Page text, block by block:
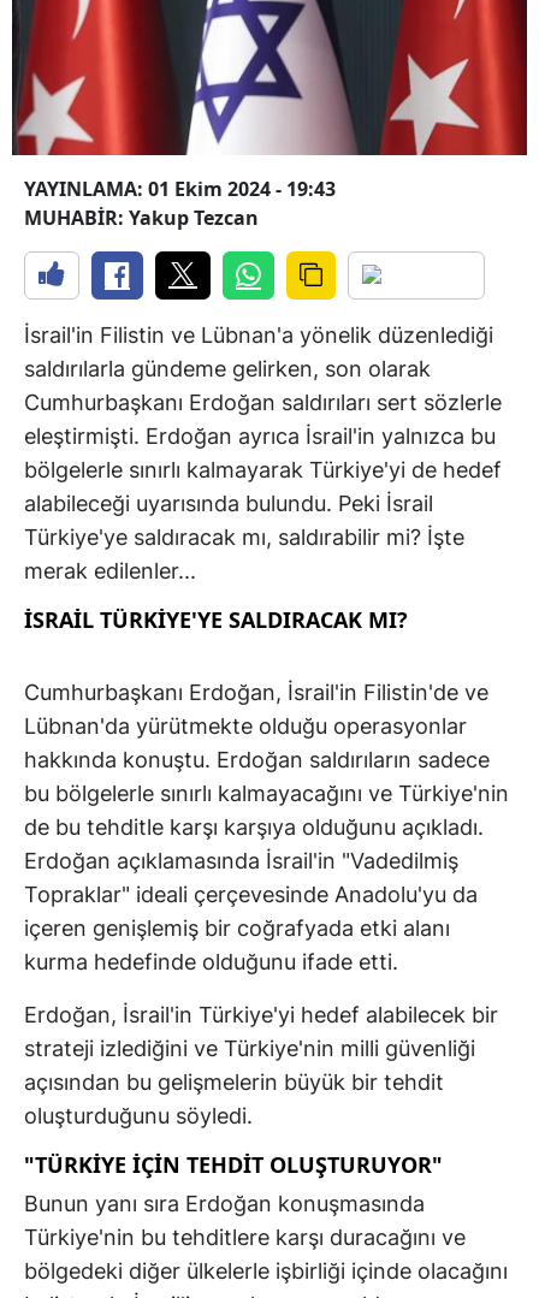
YAYINLAMA: 01 Ekim 2024 - 19:43
MUHABİR: Yakup Tezcan
İsrail'in Filistin ve Lübnan'a yönelik düzenlediği
saldırılarla gündeme gelirken, son olarak
Cumhurbaşkanı Erdoğan saldırıları sert sözlerle
eleştirmişti. Erdoğan ayrıca İsrail'in yalnızca bu
bölgelerle sınırlı kalmayarak Türkiye'yi de hedef
alabileceği uyarısında bulundu. Peki İsrail
Türkiye'ye saldıracak mı, saldırabilir mi? İşte
merak edilenler...
İSRAİL TÜRKİYE'YE SALDIRACAK MI?
Cumhurbaşkanı Erdoğan, İsrail'in Filistin'de ve
Lübnan'da yürütmekte olduğu operasyonlar
hakkında konuştu. Erdoğan saldırıların sadece
bu bölgelerle sınırlı kalmayacağını ve Türkiye'nin
de bu tehditle karşı karşıya olduğunu açıkladı.
Erdoğan açıklamasında İsrail'in "Vadedilmiş
Topraklar" ideali çerçevesinde Anadolu'yu da
içeren genişlemiş bir coğrafyada etki alanı
kurma hedefinde olduğunu ifade etti.
Erdoğan, İsrail'in Türkiye'yi hedef alabilecek bir
strateji izlediğini ve Türkiye'nin milli güvenliği
açısından bu gelişmelerin büyük bir tehdit
oluşturduğunu söyledi.
"TÜRKİYE İÇİN TEHDİT OLUŞTURUYOR"
Bunun yanı sıra Erdoğan konuşmasında
Türkiye'nin bu tehditlere karşı duracağını ve
bölgedeki diğer ülkelerle işbirliği içinde olacağını